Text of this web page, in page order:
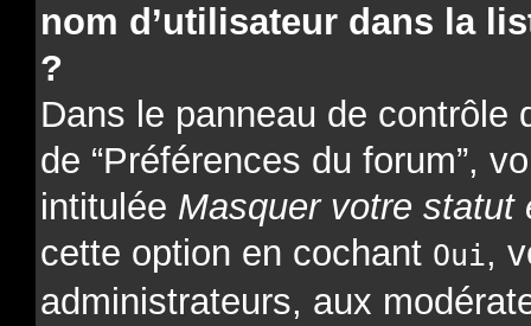
nom d’utilisateur dans la
?
Dans le panneau de contrôle
de “Préférences du forum”,
intitulée Masquer votre statut
cette option en cochant Oui,
administrateurs, aux